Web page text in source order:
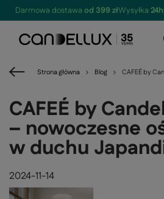
Darmowa dostawa od 399 złWysyłka 24h
Strona główna Blog CAFEÉ by
CAFEÉ by
– nowoczesne
w duchu
2024-11-14